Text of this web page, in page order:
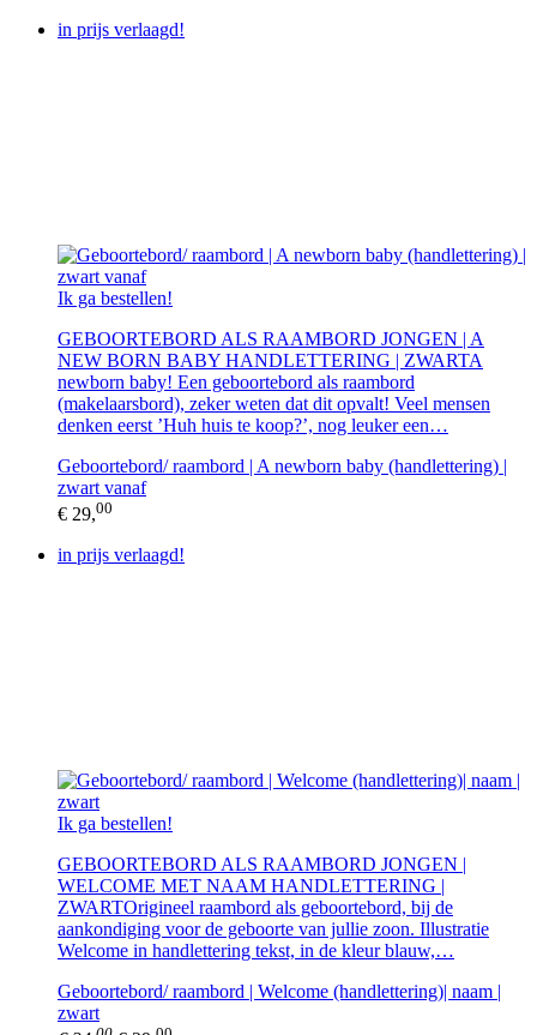
in prijs verlaagd!
Ik ga bestellen!
GEBOORTEBORD ALS RAAMBORD JONGEN | A
NEW BORN BABY HANDLETTERING | ZWARTA
newborn baby! Een geboortebord als raambord
(makelaarsbord), zeker weten dat dit opvalt! Veel mensen
denken eerst ’Huh huis te koop?’, nog leuker een…
Geboortebord/ raambord | A newborn baby (handlettering) |
zwart vanaf
€ 29,00
in prijs verlaagd!
Ik ga bestellen!
GEBOORTEBORD ALS RAAMBORD JONGEN |
WELCOME MET NAAM HANDLETTERING |
ZWARTOrigineel raambord als geboortebord, bij de
aankondiging voor de geboorte van jullie zoon. Illustratie
Welcome in handlettering tekst, in de kleur blauw,…
Geboortebord/ raambord | Welcome (handlettering)| naam |
zwart